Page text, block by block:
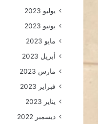
يوليو 2023
يونيو 2023
مايو 2023
أبريل 2023
مارس 2023
فبراير 2023
يناير 2023
ديسمبر 2022